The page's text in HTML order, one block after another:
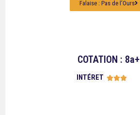
Falaise : Pas de l'Ours
COTATION : 8a+
INTÉRET 